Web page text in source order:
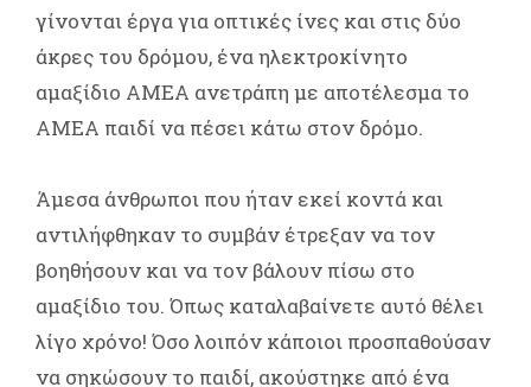
γίνονται έργα για οπτικές ίνες και στις δύο
άκρες του δρόμου, ένα ηλεκτροκίνητο
αμαξίδιο ΑΜΕΑ ανετράπη με αποτέλεσμα το
ΑΜΕΑ παιδί να πέσει κάτω στον δρόμο.
Άμεσα άνθρωποι που ήταν εκεί κοντά και
αντιλήφθηκαν το συμβάν έτρεξαν να τον
βοηθήσουν και να τον βάλουν πίσω στο
αμαξίδιο του. Όπως καταλαβαίνετε αυτό θέλει
λίγο χρόνο! Όσο λοιπόν κάποιοι προσπαθούσαν
να σηκώσουν το παιδί, ακούστηκε από ένα